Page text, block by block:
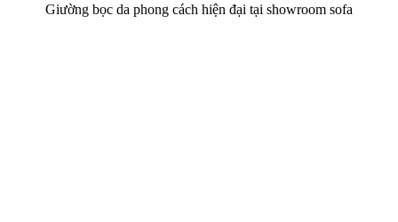
Giường bọc da phong cách hiện đại tại showroom sofa